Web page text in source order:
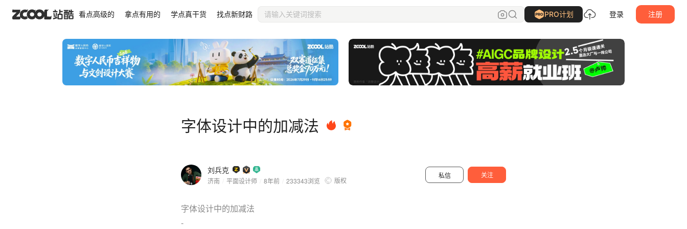
看点高级的 拿点有用的 学点真干货 找点新财路 PRO计划 登录 注册
字体设计中的加减法
刘兵克
济南 平面设计师 8年前 233343浏览 版权
私信 关注
字体设计中的加减法 刘兵克 关注
字体设计中的加减法
-